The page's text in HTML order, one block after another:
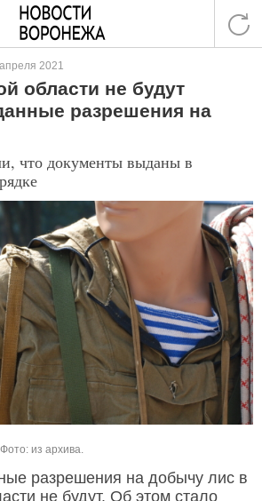
2021
области не будут
разрешения на
что документы выданы в
Фото: из архива.
разрешения на добычу лис в
не будут. Об этом стало